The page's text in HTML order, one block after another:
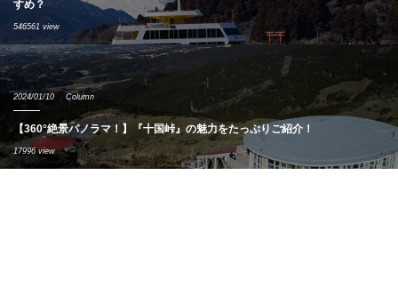
すめ？
546561 view
2024/01/10 Column
【360°絶景パノラマ！】『十国峠』の魅力をたっぷりご紹介！
17996 view